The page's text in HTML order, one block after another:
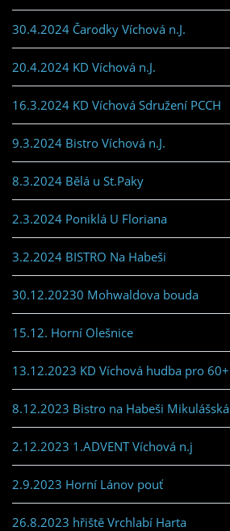
30.4.2024 Čarodky Víchová n.J.
20.4.2024 KD Víchová n.J.
16.3.2024 KD Víchová Sdružení PCCH
9.3.2024 Bistro Víchová n.J.
8.3.2024 Bělá u St.Paky
2.3.2024 Poniklá U Floriana
3.2.2024 BISTRO Na Habeši
30.12.20230 Mohwaldova bouda
15.12. Horní Olešnice
13.12.2023 KD Víchová hudba pro 60+
8.12.2023 Bistro na Habeši Mikulášská
2.12.2023 1.ADVENT Víchová n.j
2.9.2023 Horní Lánov pouť
26.8.2023 hřiště Vrchlabí Harta